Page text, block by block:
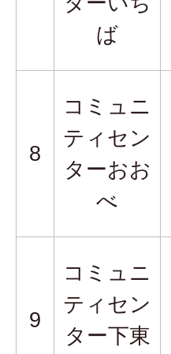
ば
8
コミュニ
ティセン
ターおお
べ
9
コミュニ
ティセン
ター下東